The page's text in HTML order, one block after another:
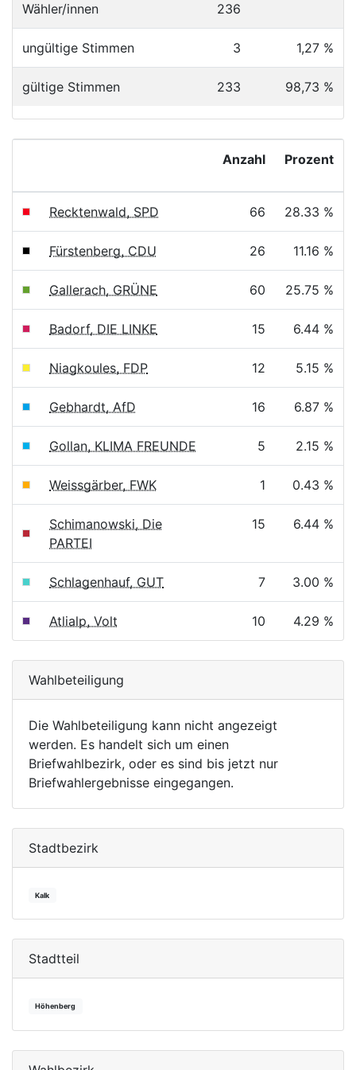
Wähler/innen 236
ungültige Stimmen 3 1,27 %
gültige Stimmen 233 98,73 %
Anzahl Prozent
Recktenwald, SPD 66 28.33 %
Fürstenberg, CDU 26 11.16 %
Gallerach, GRÜNE 60 25.75 %
Badorf, DIE LINKE 15 6.44 %
Niagkoules, FDP 12 5.15 %
Gebhardt, AfD 16 6.87 %
Gollan, KLIMA FREUNDE 5 2.15 %
Weissgärber, FWK 1 0.43 %
Schimanowski, Die
PARTEI
15 6.44 %
Schlagenhauf, GUT 7 3.00 %
Atlialp, Volt 10 4.29 %
Wahlbeteiligung
Die Wahlbeteiligung kann nicht angezeigt
werden. Es handelt sich um einen
Briefwahlbezirk, oder es sind bis jetzt nur
Briefwahlergebnisse eingegangen.
Stadtbezirk
Kalk
Stadtteil
Höhenberg